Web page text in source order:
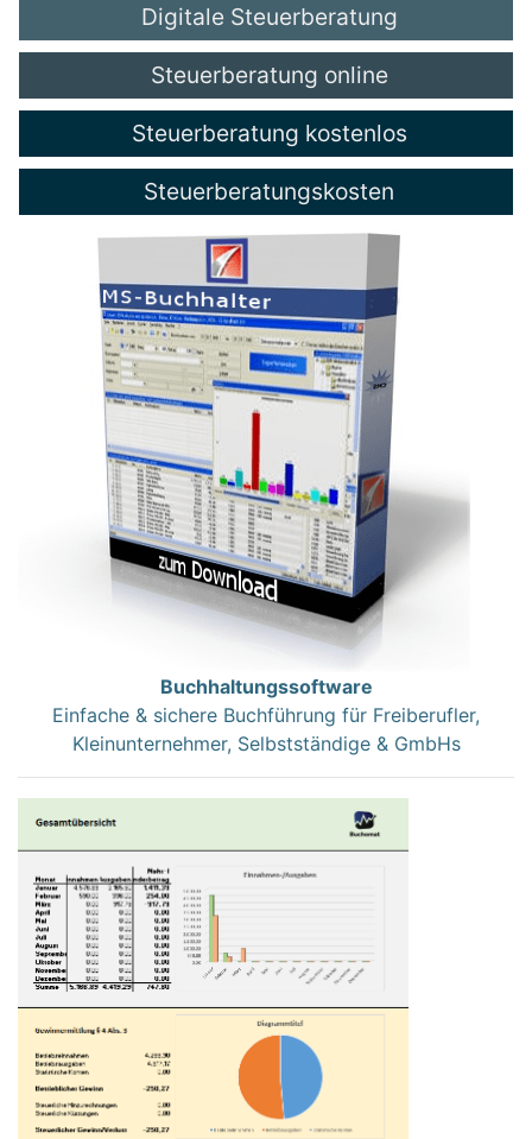
Digitale Steuerberatung
Steuerberatung online
Steuerberatung kostenlos
Steuerberatungskosten
Buchhaltungssoftware
Einfache & sichere Buchführung für Freiberufler,
Kleinunternehmer, Selbstständige & GmbHs